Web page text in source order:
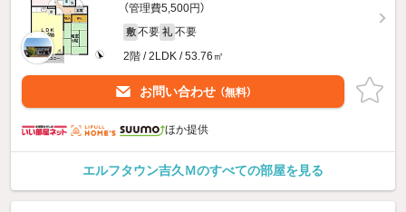
（管理費5,500円）
敷 不要 礼 不要
2階 / 2LDK / 53.76㎡
お問い合わせ （無料）
ほか提供
エルフタウン吉久Ｍのすべての部屋を見る